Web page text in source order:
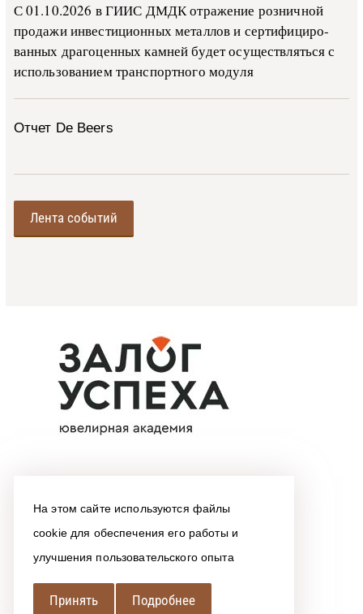
На этом сайте используются файлы
cookie для обеспечения его работы и
улучшения пользовательского опыта
Принять Подробнее
С 01.10.2026 в ГИИС ДМДК от­ра­же­ние роз­ни­ч­ной
про­да­жи ин­ве­сти­ци­он­ных ме­тал­лов и сер­ти­фи­ци­ро­
ван­ных дра­го­цен­ных ка­м­ней бу­дет осу­ще­ств­лять­ся с
ис­поль­зо­ва­ни­ем тран­с­пор­т­но­го мо­ду­ля
Отчет De Beers
Лента событий